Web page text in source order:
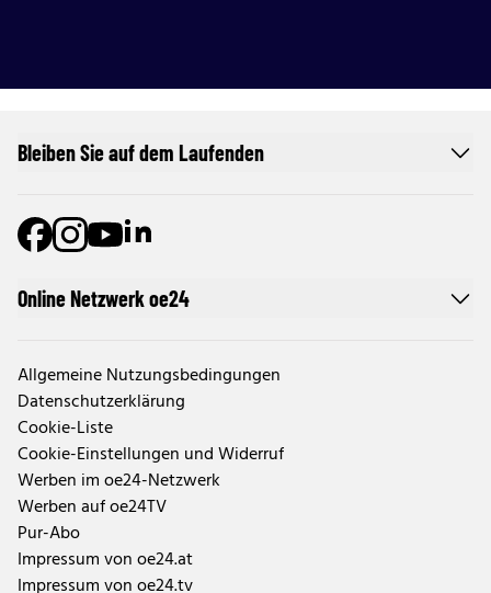
Online Netzwerk oe24
Allgemeine Nutzungsbedingungen
Datenschutzerklärung
Cookie-Liste
Cookie-Einstellungen und Widerruf
Werben im oe24-Netzwerk
Werben auf oe24TV
Pur-Abo
Impressum von oe24.at
Impressum von oe24.tv
Bleiben Sie auf dem Laufenden